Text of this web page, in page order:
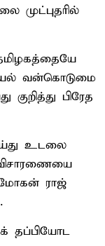
முட்புதரில்
வன்கொடுமை
பிரேத
உடலை
மோகன் ராஜ்
தப்பியோட